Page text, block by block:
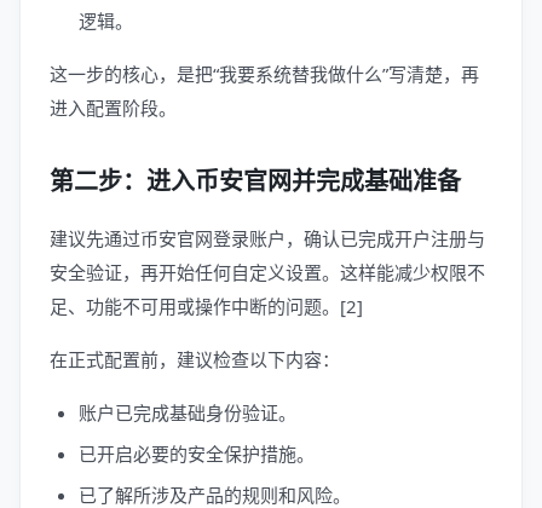
逻辑。
这一步的核心，是把“我要系统替我做什么”写清楚，再
进入配置阶段。
第二步：进入币安官网并完成基础准备
建议先通过币安官网登录账户，确认已完成开户注册与
安全验证，再开始任何自定义设置。这样能减少权限不
足、功能不可用或操作中断的问题。[2]
在正式配置前，建议检查以下内容：
账户已完成基础身份验证。
已开启必要的安全保护措施。
已了解所涉及产品的规则和风险。